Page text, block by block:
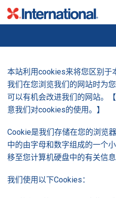
Skip
本站利用cookies来将您区别于
我们在您浏览我们的网站时为
可以有机会改进我们的网站。
意我们对cookies的使用。】
Cookie是我们存储在您的浏览
中的由字母和数字组成的一个
移至您计算机硬盘中的有关信息
我们使用以下Cookies：